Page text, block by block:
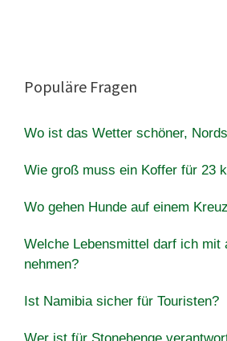
Populäre Fragen
Wo ist das Wetter schöner,
Wie groß muss ein Koffer für 23
Wo gehen Hunde auf einem
Welche Lebensmittel darf ich mit
nehmen?
Ist Namibia sicher für Touristen?
Wer ist für Stonehenge